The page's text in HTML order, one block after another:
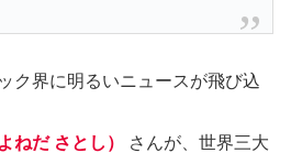
ク界に明るいニュースが飛び込
ねだ さとし）
さんが、世界三大